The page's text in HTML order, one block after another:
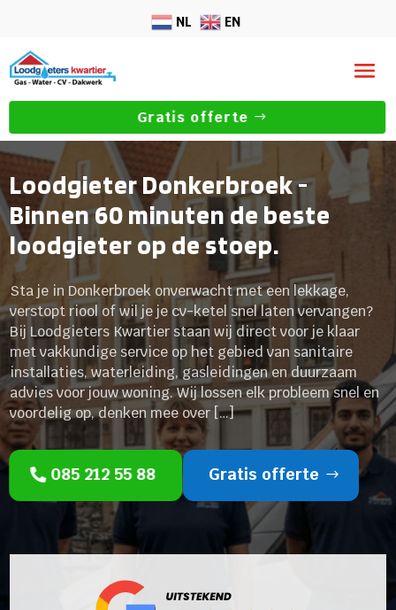
NL EN
Gratis offerte
Loodgieter Donkerbroek -
Binnen 60 minuten de beste
loodgieter op de stoep.
Sta je in Donkerbroek onverwacht met een lekkage,
verstopt riool of wil je je cv-ketel snel laten vervangen?
Bij Loodgieters Kwartier staan wij direct voor je klaar
met vakkundige service op het gebied van sanitaire
installaties, waterleiding, gasleidingen en duurzaam
advies voor jouw woning. Wij lossen elk probleem snel en
voordelig op, denken mee over […]
085 212 55 88 Gratis offerte